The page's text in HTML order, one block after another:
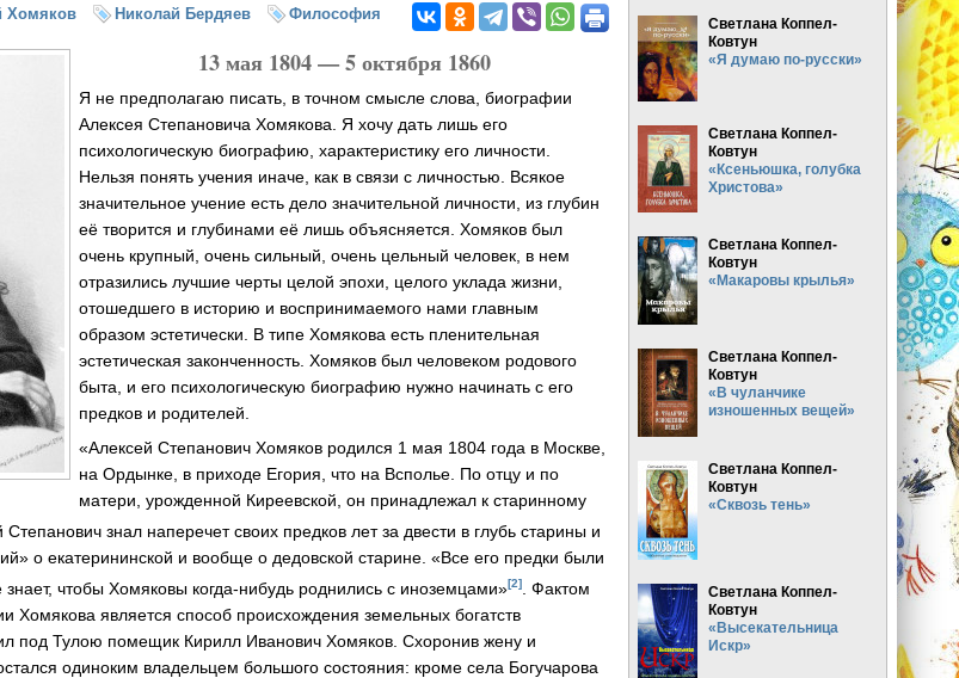
Хомяков Николай Бердяев Философия
13 мая 1804 — 5 октября 1860
Я не предполагаю писать, в точном смысле слова, биографии
Алексея Степановича Хомякова. Я хочу дать лишь его
психологическую биографию, характеристику его личности.
Нельзя понять учения иначе, как в связи с личностью. Всякое
значительное учение есть дело значительной личности, из глубин
её творится и глубинами её лишь объясняется. Хомяков был
очень крупный, очень сильный, очень цельный человек, в нем
отразились лучшие черты целой эпохи, целого уклада жизни,
отошедшего в историю и воспринимаемого нами главным
образом эстетически. В типе Хомякова есть пленительная
эстетическая законченность. Хомяков был человеком родового
быта, и его психологическую биографию нужно начинать с его
предков и родителей.
«Алексей Степанович Хомяков родился 1 мая 1804 года в Москве,
на Ордынке, в приходе Егория, что на Всполье. По отцу и по
матери, урожденной Киреевской, он принадлежал к старинному
Степанович знал наперечет своих предков лет за двести в глубь старины и
о екатерининской и вообще о дедовской старине. «Все его предки были
чтобы Хомяковы когда-нибудь роднились с иноземцами»[2]
. Фактом
Хомякова является способ происхождения земельных богатств
под Тулою помещик Кирилл Иванович Хомяков. Схоронив жену и
одиноким владельцем большого состояния: кроме села Богучарова
Светлана Коппел-
Ковтун
«Я думаю по-русски»
Светлана Коппел-
Ковтун
«Ксеньюшка, голубка
Христова»
Светлана Коппел-
Ковтун
«Макаровы крылья»
Светлана Коппел-
Ковтун
«В чуланчике
изношенных вещей»
Светлана Коппел-
Ковтун
«Сквозь тень»
Светлана Коппел-
Ковтун
«Высекательница
Искр»